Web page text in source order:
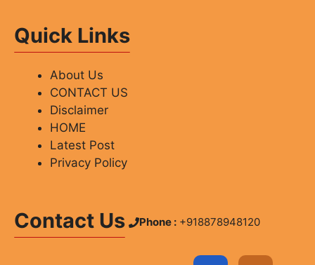
Quick Links
About Us
CONTACT US
Disclaimer
HOME
Latest Post
Privacy Policy
Contact Us Phone : +918878948120